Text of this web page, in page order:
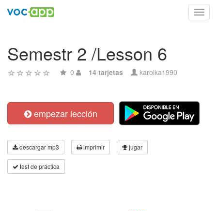
Semestr 2 /Lesson 6
0 14 tarjetas karolka1990
empezar lección
descargar mp3 imprimir jugar
test de práctica